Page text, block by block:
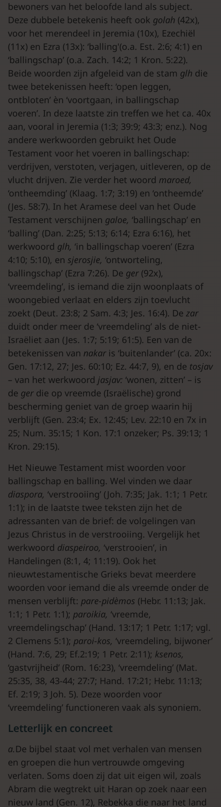
bewoners van het beloofde land als subject.
Deze dubbele betekenis heeft ook golah (42x),
voor het merendeel in Jeremia (10x), Ezechiël
(11x) en Ezra (13x): ‘balling'(o.a. Est. 2:6; 4:1) en
‘ballingschap’ (o.a. Zach. 14:2; 1 Kron. 5:22).
Beide woorden zijn afgeleid van de stam glh die
twee betekenissen heeft: ‘open leggen,
ontbloten’ èn ‘voortgaan, in ballingschap
voeren’. In deze laatste zin treffen we het ca. 40x
aan, vooral in Jeremia (1:3; 39:9; 43:3; enz.). Nog
andere werkwoorden gebruikt het Oude
Testament voor het voeren in ballingschap:
verdrijven, verstoten, verjagen, uitleveren, op de
vlucht drijven. Zie verder het woord maroed,
‘ontheemding’ (Klaag. 1:7; 3:19) en ‘ontheemde’
(Jes. 58:7). In het Aramese deel van het Oude
Testament verschijnen galoe, ‘ballingschap’ en
‘balling’ (Dan. 2:25; 5:13; 6:14; Ezra 6:16), het
werkwoord glh, ‘in ballingschap voeren’ (Ezra
4:10; 5:10), en sjerosjie, ‘ontworteling,
ballingschap’ (Ezra 7:26). De ger (92x),
‘vreemdeling’, is iemand die zijn woonplaats of
woongebied verlaat en elders zijn toevlucht
zoekt (Deut. 23:8; 2 Sam. 4:3; Jes. 16:4). De zar
duidt onder meer de ‘vreemdeling’ als de niet-
Israëliet aan (Jes. 1:7; 5:19; 61:5). Een van de
betekenissen van nakar is ‘buitenlander’ (ca. 20x:
Gen. 17:12, 27; Jes. 60:10; Ez. 44:7, 9), en de tosjav
– van het werkwoord jasjav: ‘wonen, zitten’ – is
de ger die op vreemde (Israëlische) grond
bescherming geniet van de groep waarin hij
verblijft (Gen. 23:4; Ex. 12:45; Lev. 22:10 en 7x in
25; Num. 35:15; 1 Kon. 17:1 onzeker; Ps. 39:13; 1
Kron. 29:15).
Het Nieuwe Testament mist woorden voor
ballingschap en balling. Wel vinden we daar
diaspora, ‘verstrooiing’ (Joh. 7:35; Jak. 1:1; 1 Petr.
1:1); in de laatste twee teksten zijn het de
adressanten van de brief: de volgelingen van
Jezus Christus in de verstrooiing. Vergelijk het
werkwoord diaspeiroo, ‘verstrooien’, in
Handelingen (8:1, 4; 11:19). Ook het
nieuwtestamentische Grieks bevat meerdere
woorden voor iemand die als vreemde onder de
mensen verblijft: pare-pidèmos (Hebr. 11:13; Jak.
1:1; 1 Petr. 1:1); paroikia, ‘vreemde,
vreemdelingschap’ (Hand. 13:17; 1 Petr. 1:17; vgl.
2 Clemens 5:1); paroi-kos, ‘vreemdeling, bijwoner’
(Hand. 7:6, 29; Ef.2:19; 1 Petr. 2:11); ksenos,
‘gastvrijheid’ (Rom. 16:23), ‘vreemdeling’ (Mat.
25:35, 38, 43-44; 27:7; Hand. 17:21; Hebr. 11:13;
Ef. 2:19; 3 Joh. 5). Deze woorden voor
‘vreemdeling’ functioneren vaak als synoniem.
Letterlijk en concreet
a.De bijbel staat vol met verhalen van mensen
en groepen die hun vertrouwde omgeving
verlaten. Soms doen zij dat uit eigen wil, zoals
Abram die wegtrekt uit Haran op zoek naar een
nieuw land (Gen. 12), Rebekka die naar het land